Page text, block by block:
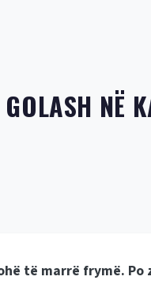
NË
të marrë frymë.